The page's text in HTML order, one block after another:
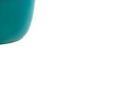
Baño de maría
SIN PRECALENTADO